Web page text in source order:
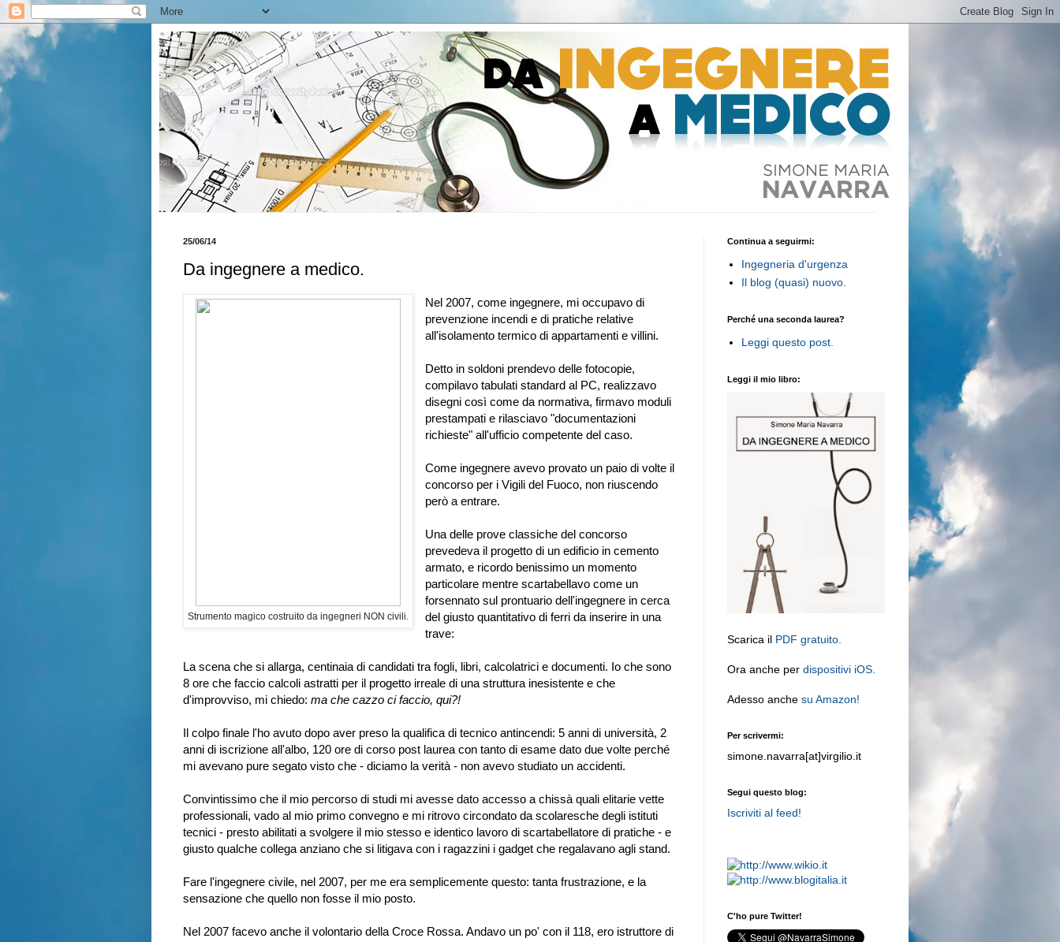
25/06/14
Da ingegnere a medico.
Strumento magico costruito da ingegneri NON civili.
Nel 2007, come ingegnere, mi occupavo di
prevenzione incendi e di pratiche relative
all'isolamento termico di appartamenti e villini.
Detto in soldoni prendevo delle fotocopie,
compilavo tabulati standard al PC, realizzavo
disegni così come da normativa, firmavo moduli
prestampati e rilasciavo "documentazioni
richieste" all'ufficio competente del caso.
Come ingegnere avevo provato un paio di volte il
concorso per i Vigili del Fuoco, non riuscendo
però a entrare.
Una delle prove classiche del concorso
prevedeva il progetto di un edificio in cemento
armato, e ricordo benissimo un momento
particolare mentre scartabellavo come un
forsennato sul prontuario dell'ingegnere in cerca
del giusto quantitativo di ferri da inserire in una
trave:
La scena che si allarga, centinaia di candidati tra fogli, libri, calcolatrici e documenti. Io che sono
8 ore che faccio calcoli astratti per il progetto irreale di una struttura inesistente e che
d'improvviso, mi chiedo: ma che cazzo ci faccio, qui?!
Il colpo finale l'ho avuto dopo aver preso la qualifica di tecnico antincendi: 5 anni di università, 2
anni di iscrizione all'albo, 120 ore di corso post laurea con tanto di esame dato due volte perché
mi avevano pure segato visto che - diciamo la verità - non avevo studiato un accidenti.
Convintissimo che il mio percorso di studi mi avesse dato accesso a chissà quali elitarie vette
professionali, vado al mio primo convegno e mi ritrovo circondato da scolaresche degli istituti
tecnici - presto abilitati a svolgere il mio stesso e identico lavoro di scartabellatore di pratiche - e
giusto qualche collega anziano che si litigava con i ragazzini i gadget che regalavano agli stand.
Fare l'ingegnere civile, nel 2007, per me era semplicemente questo: tanta frustrazione, e la
sensazione che quello non fosse il mio posto.
Nel 2007 facevo anche il volontario della Croce Rossa. Andavo un po' con il 118, ero istruttore di
Continua a seguirmi:
Ingegneria d'urgenza
Il blog (quasi) nuovo.
Perché una seconda laurea?
Leggi questo post.
Leggi il mio libro:
Scarica il PDF gratuito.
Ora anche per dispositivi iOS.
Adesso anche su Amazon!
Per scrivermi:
simone.navarra[at]virgilio.it
Segui questo blog:
Iscriviti al feed!
C'ho pure Twitter!